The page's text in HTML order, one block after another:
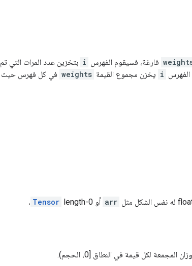
فارغة، فسيقوم الفهرس i بتخزين عدد المرات التي تم
الفهرس i يخزن مجموع القيمة weights في كل فهرس حيث
arr أو Tensor length-0،
المجمعة لكل قيمة في النطاق [0، الحجم).